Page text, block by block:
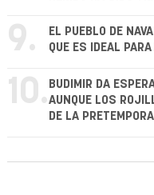
9.
EL PUEBLO DE
QUE ES IDEAL
10. BUDIMIR DA
AUNQUE LOS
DE LA